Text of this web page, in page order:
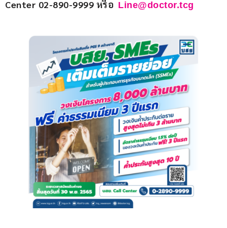
Center 02-890-9999 หรือ Line@doctor.tcg